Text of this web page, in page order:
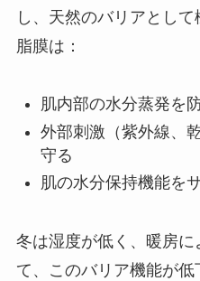
し、天然のバリアとし
脂膜は：
肌内部の水分蒸発を
外部刺激（紫外線、
守る
肌の水分保持機能を
冬は湿度が低く、暖房
て、このバリア機能が低